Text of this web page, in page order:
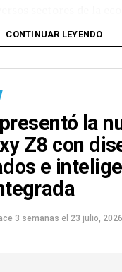
CONTINUAR LEYENDO
la
Z8 con
e
3 semanas el 23 julio, 2026